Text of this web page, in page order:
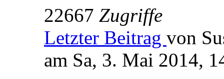
22667 Zugriffe
Letzter Beitrag von
am Sa, 3. Mai 2014,